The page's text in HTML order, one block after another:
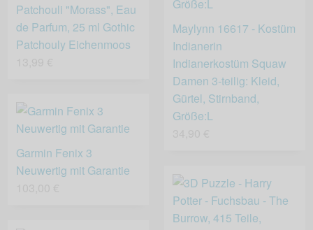
Maylynn 16617 - Kostüm
Indianerin
Indianerkostüm Squaw
Damen 3-teilig: Kleid,
Gürtel, Stirnband,
Größe:L
Patchouli "Morass", Eau
de Parfum, 25 ml Gothic
Patchouly Eichenmoos
Garmin Fenix 3
Neuwertig mit Garantie